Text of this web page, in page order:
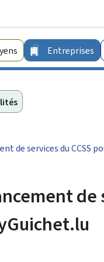
Entreprises
de services du CCSS
de